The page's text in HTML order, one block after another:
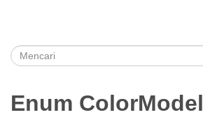
Enum ColorModel